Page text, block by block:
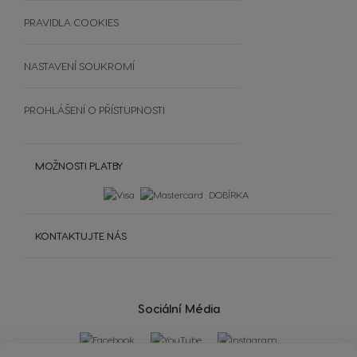
Extra Space
Sociální Média
MOŽNOSTI PLATBY
DOBÍRKA
KONTAKTUJTE NÁS
PRAVIDLA COOKIES
NASTAVENÍ SOUKROMÍ
PROHLÁŠENÍ O PŘÍSTUPNOSTI